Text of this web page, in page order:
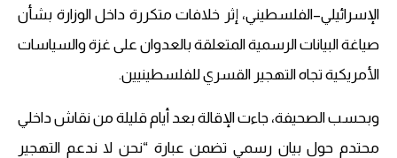
الإسرائيلي–الفلسطيني، إثر خلافات متكررة داخل الوزارة بشأن
صياغة البيانات الرسمية المتعلقة بالعدوان على غزة والسياسات
الأمريكية تجاه التهجير القسري للفلسطينيين.
وبحسب الصحيفة، جاءت الإقالة بعد أيام قليلة من نقاش داخلي
محتدم حول بيان رسمي تضمن عبارة “نحن لا ندعم التهجير